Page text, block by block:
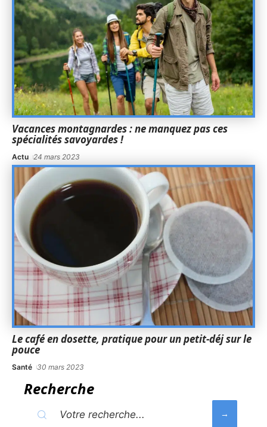
Vacances montagnardes : ne manquez pas ces
spécialités savoyardes !
Actu 24 mars 2023
Le café en dosette, pratique pour un petit-déj sur le
pouce
Santé 30 mars 2023
Recherche